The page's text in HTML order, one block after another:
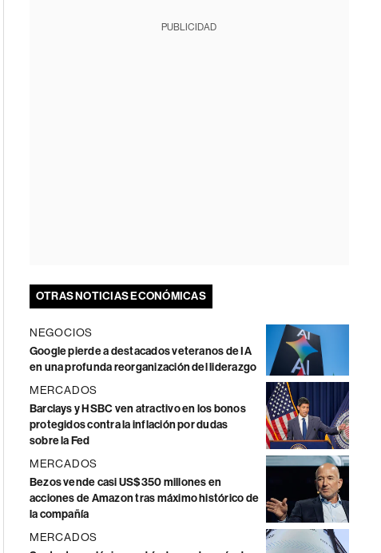
PUBLICIDAD
OTRAS NOTICIAS ECONÓMICAS
NEGOCIOS
Google pierde a destacados veteranos de IA
en una profunda reorganización del liderazgo
MERCADOS
Barclays y HSBC ven atractivo en los bonos
protegidos contra la inflación por dudas
sobre la Fed
MERCADOS
Bezos vende casi US$350 millones en
acciones de Amazon tras máximo histórico de
la compañía
MERCADOS